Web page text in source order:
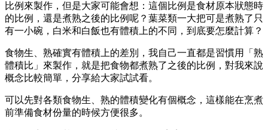
比例來製作，但是大家可能會想：這個比例是食材原本狀態時
的比例，還是煮熟之後的比例呢？葉菜類一大把可是煮熟了只
有一小碗，白米和白飯也有體積上的不同，到底要怎麼計算？
食物生、熟確實有體積上的差別，我自己一直都是習慣用「熟
體積比」來製作，就是把食物都煮熟了之後的比例，對我來說
概念比較簡單，分享給大家試試看。
可以先對各類食物生、熟的體積變化有個概念，這樣能在烹煮
前準備食材份量的時候方便很多。